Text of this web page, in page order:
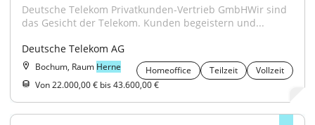
Deutsche Telekom Privatkunden-Vertrieb GmbHWir sind
das Gesicht der Telekom. Kunden begeistern und...
Deutsche Telekom AG
Bochum, Raum Herne Homeoffice Teilzeit
Vollzeit
Von 22.000,00 € bis 43.600,00 €